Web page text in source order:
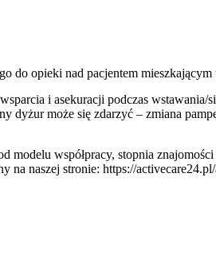
do opieki nad pacjentem
i asekuracji podczas
dyżur może się zdarzyć – zmiana
modelu współpracy, stopnia
na naszej stronie: https://